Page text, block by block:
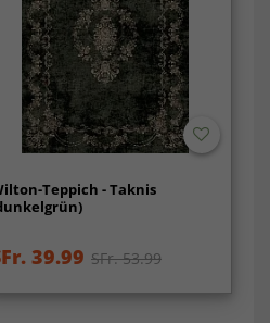
Teppich - Taknis
39.99 SFr. 53.99